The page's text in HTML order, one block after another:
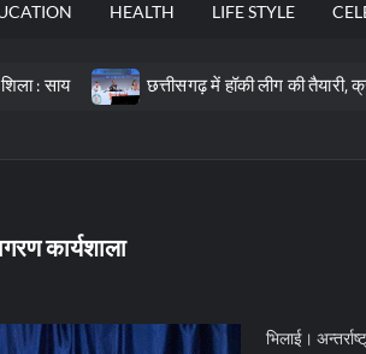
HEALTH LIFE STYLE
छत्तीसगढ़ में हॉकी लीग की तैयारी, क्रीड़ा
कार्यशाला
भिलाई।